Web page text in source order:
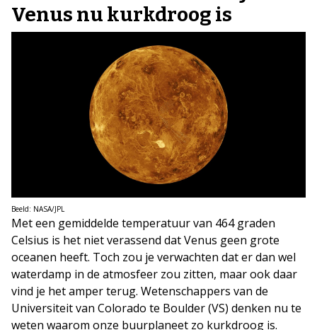
Venus nu kurkdroog is
Beeld: NASA/JPL
Met een gemiddelde temperatuur van 464 graden
Celsius is het niet verassend dat Venus geen grote
oceanen heeft. Toch zou je verwachten dat er dan wel
waterdamp in de atmosfeer zou zitten, maar ook daar
vind je het amper terug. Wetenschappers van de
Universiteit van Colorado te Boulder (VS) denken nu te
weten waarom onze buurplaneet zo kurkdroog is.